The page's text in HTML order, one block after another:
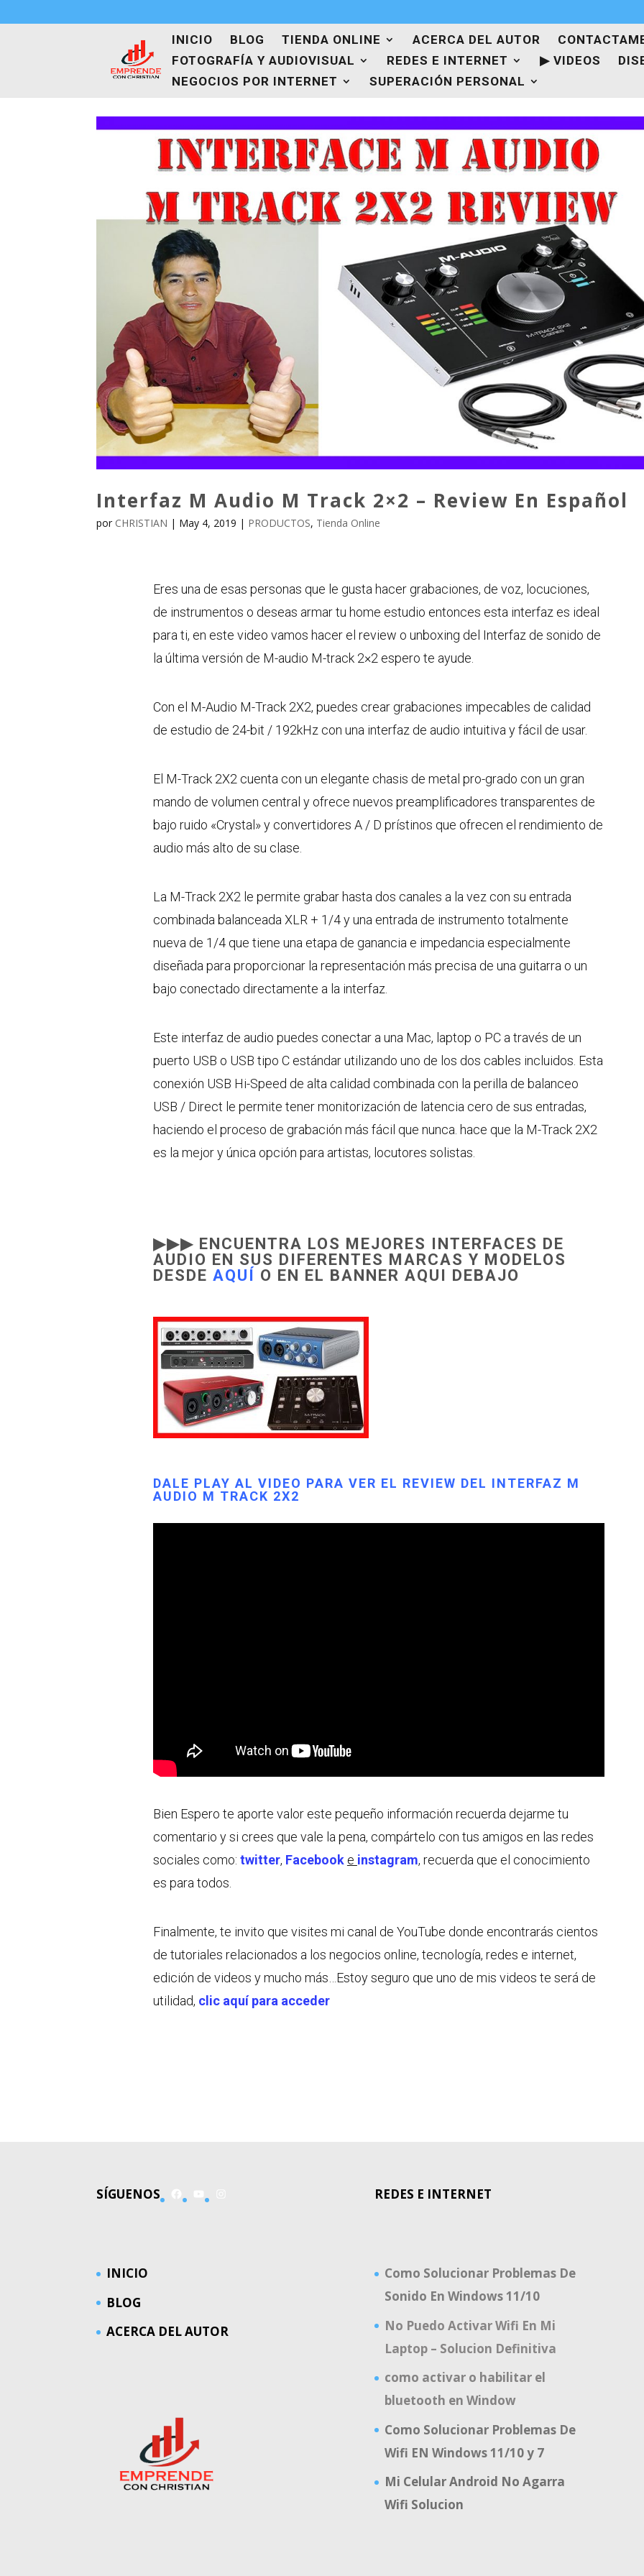
INICIO BLOG TIENDA ONLINE ACERCA DEL AUTOR
FOTOGRAFÍA Y AUDIOVISUAL
REDES E INTERNET ▶ VIDEOS
NEGOCIOS POR INTERNET
SUPERACIÓN PERSONAL
Interfaz M Audio M Track 2×2 – Review En Español
por CHRISTIAN | May 4, 2019 | PRODUCTOS, Tienda Online
Eres una de esas personas que le gusta hacer grabaciones, de voz, locuciones,
de instrumentos o deseas armar tu home estudio entonces esta interfaz es ideal
para ti, en este video vamos hacer el review o unboxing del Interfaz de sonido de
la última versión de M-audio M-track 2×2 espero te ayude.
Con el M-Audio M-Track 2X2, puedes crear grabaciones impecables de calidad
de estudio de 24-bit / 192kHz con una interfaz de audio intuitiva y fácil de usar.
El M-Track 2X2 cuenta con un elegante chasis de metal pro-grado con un gran
mando de volumen central y ofrece nuevos preamplificadores transparentes de
bajo ruido «Crystal» y convertidores A / D prístinos que ofrecen el rendimiento de
audio más alto de su clase.
La M-Track 2X2 le permite grabar hasta dos canales a la vez con su entrada
combinada balanceada XLR + 1/4 y una entrada de instrumento totalmente
nueva de 1/4 que tiene una etapa de ganancia e impedancia especialmente
diseñada para proporcionar la representación más precisa de una guitarra o un
bajo conectado directamente a la interfaz.
Este interfaz de audio puedes conectar a una Mac, laptop o PC a través de un
puerto USB o USB tipo C estándar utilizando uno de los dos cables incluidos. Esta
conexión USB Hi-Speed de alta calidad combinada con la perilla de balanceo
USB / Direct le permite tener monitorización de latencia cero de sus entradas,
haciendo el proceso de grabación más fácil que nunca. hace que la M-Track 2X2
es la mejor y única opción para artistas, locutores solistas.
▶▶▶ ENCUENTRA LOS MEJORES INTERFACES DE
AUDIO EN SUS DIFERENTES MARCAS Y MODELOS
DESDE AQUÍ O EN EL BANNER AQUI DEBAJO
DALE PLAY AL VIDEO PARA VER EL REVIEW DEL INTERFAZ M
AUDIO M TRACK 2X2
Bien Espero te aporte valor este pequeño información recuerda dejarme tu
comentario y si crees que vale la pena, compártelo con tus amigos en las redes
sociales como: twitter, Facebook e instagram, recuerda que el conocimiento
es para todos.
Finalmente, te invito que visites mi canal de YouTube donde encontrarás cientos
de tutoriales relacionados a los negocios online, tecnología, redes e internet,
edición de videos y mucho más…Estoy seguro que uno de mis videos te será de
utilidad, clic aquí para acceder
SÍGUENOS
INICIO
BLOG
ACERCA DEL AUTOR
REDES E INTERNET
Como Solucionar Problemas De
Sonido En Windows 11/10
No Puedo Activar Wifi En Mi
Laptop – Solucion Definitiva
como activar o habilitar el
bluetooth en Window
Como Solucionar Problemas De
Wifi EN Windows 11/10 y 7
Mi Celular Android No Agarra
Wifi Solucion